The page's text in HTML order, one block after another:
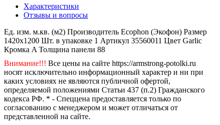
Характеристики
Отзывы и вопросы
Ед. изм. м.кв. (м2) Производитель Ecophon (Экофон) Размер
1420x1200 Шт. в упаковке 1 Артикул 35560011 Цвет Garlic
Кромка A Толщина панели 88
Внимание!!! Все цены на сайте https://armstrong-potolki.ru
носят исключительно информационный характер и ни при
каких условиях не являются публичной офертой,
определяемой положениями Статьи 437 (п.2) Гражданского
кодекса РФ. * - Спеццена предоставляется только по
согласованию с менеджером и может отличаться от
представленной на сайте.